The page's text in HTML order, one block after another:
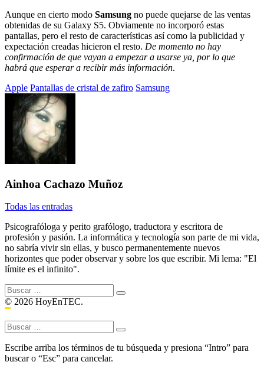
Aunque en cierto modo Samsung no puede quejarse de las ventas
obtenidas de su Galaxy S5. Obviamente no incorporó estas
pantallas, pero el resto de características así como la publicidad y
expectación creadas hicieron el resto. De momento no hay
confirmación de que vayan a empezar a usarse ya, por lo que
habrá que esperar a recibir más información.
Etiquetado
con:
Apple Pantallas de cristal de zafiro Samsung
Ainhoa Cachazo Muñoz
Todas las entradas
Psicografóloga y perito grafólogo, traductora y escritora de
profesión y pasión. La informática y tecnología son parte de mi vida,
no sabría vivir sin ellas, y busco permanentemente nuevos
horizontes que poder observar y sobre los que escribir. Mi lema: "El
límite es el infinito".
Buscar:
© 2026 HoyEnTEC.
Buscar:
Escribe arriba los términos de tu búsqueda y presiona “Intro” para
buscar o “Esc” para cancelar.